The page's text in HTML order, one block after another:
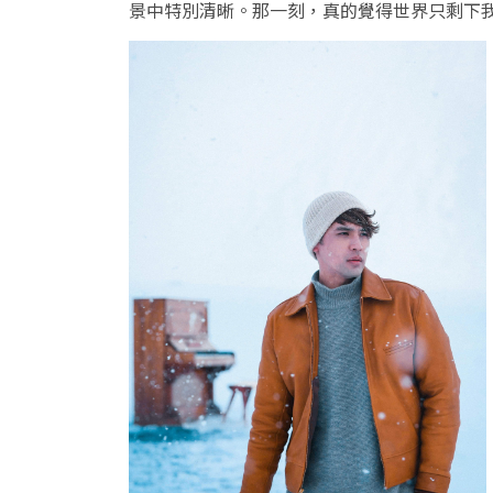
景中特別清晰。那一刻，真的覺得世界只剩下